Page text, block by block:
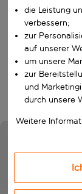
W&auml;hle ein
Wer
die Leistung
verbessern;
zur
auf unserer
um unsere
zur
und
durch unsere
Weitere